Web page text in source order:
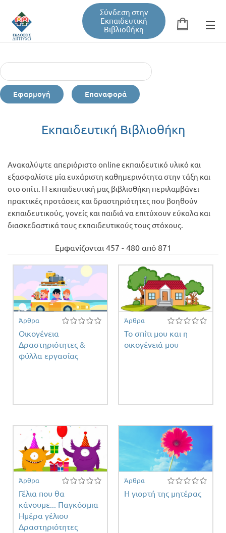
Σύνδεση στην
Εκπαιδευτική
Βιβλιοθήκη
Φόρμα αναζήτησης
Εκπαιδευτική Βιβλιοθήκη
Σεμινάρια / Συνέδρια
Τεύχη Περιοδικών
Εφαρμογή Επαναφορά
Εκπαιδευτική Βιβλιοθήκη
Ανακαλύψτε απεριόριστο online εκπαιδευτικό υλικό και
εξασφαλίστε μία ευχάριστη καθημερινότητα στην τάξη και
στο σπίτι. Η εκπαιδευτική μας βιβλιοθήκη περιλαμβάνει
πρακτικές προτάσεις και δραστηριότητες που βοηθούν
εκπαιδευτικούς, γονείς και παιδιά να επιτύχουν εύκολα και
διασκεδαστικά τους εκπαιδευτικούς τους στόχους.
Εμφανίζονται 457 - 480 από 871
Άρθρα
Οικογένεια
Δραστηριότητες &
φύλλα εργασίας
Άρθρα
Το σπίτι μου και η
οικογένειά μου
Άρθρα
Γέλια που θα
κάνουμε... Παγκόσμια
Ημέρα γέλιου
Δραστηριότητες
Άρθρα
Η γιορτή της μητέρας